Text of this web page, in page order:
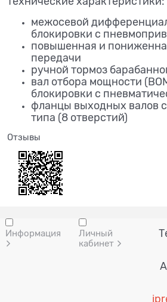
межосевой
блокировки с
повышенная и
передачи
ручной тормоз
вал отбора мощности
блокировки с
фланцы выходных валов
типа (8 отверстий)
Отзывы
Информация
Личный
кабинет
i